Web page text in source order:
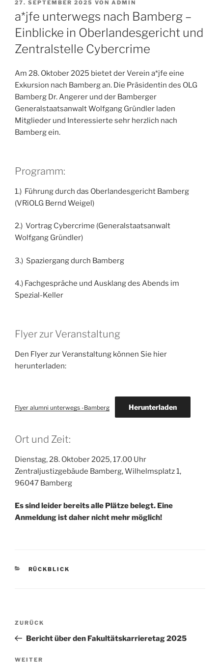
VERÖFFENTLICHT
AM
27. SEPTEMBER 2025 VON ADMIN
a*jfe unterwegs nach Bamberg –
Einblicke in Oberlandesgericht und
Zentralstelle Cybercrime
Am 28. Oktober 2025 bietet der Verein a*jfe eine
Exkursion nach Bamberg an. Die Präsidentin des OLG
Bamberg Dr. Angerer und der Bamberger
Generalstaatsanwalt Wolfgang Gründler laden
Mitglieder und Interessierte sehr herzlich nach
Bamberg ein.
Programm:
1.) Führung durch das Oberlandesgericht Bamberg
(VRiOLG Bernd Weigel)
2.) Vortrag Cybercrime (Generalstaatsanwalt
Wolfgang Gründler)
3.) Spaziergang durch Bamberg
4.) Fachgespräche und Ausklang des Abends im
Spezial-Keller
Flyer zur Veranstaltung
Den Flyer zur Veranstaltung können Sie hier
herunterladen:
Flyer alumni unterwegs -Bamberg Herunterladen
Ort und Zeit:
Dienstag, 28. Oktober 2025, 17.00 Uhr
Zentraljustizgebäude Bamberg, Wilhelmsplatz 1,
96047 Bamberg
Es sind leider bereits alle Plätze belegt. Eine
Anmeldung ist daher nicht mehr möglich!
KATEGORIEN
RÜCKBLICK
Beitragsnavigation
Vorheriger
Beitrag
ZURÜCK
Bericht über den Fakultätskarrieretag 2025
Nächster
WEITER